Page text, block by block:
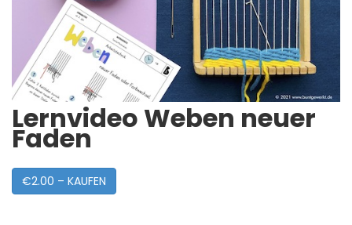
Lernvideo Weben neuer
Faden
€2.00 – KAUFEN